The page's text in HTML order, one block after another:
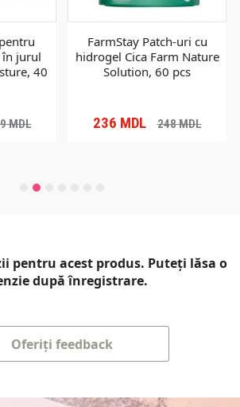
în jurul
40
MDL
FarmStay Patch-uri cu
hidrogel Cica Farm Nature
Solution, 60 pcs
236 MDL 248MDL
pentru acest produs. Puteți lăsa o
după înregistrare.
Oferiți feedback